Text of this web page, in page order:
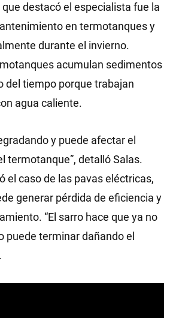
destacó el especialista fue la
en termotanques y
durante el invierno.
acumulan sedimentos
del tiempo porque trabajan
agua caliente.
y puede afectar el
termotanque”, detalló Salas.
el caso de las pavas eléctricas,
generar pérdida de eficiencia y
“El sarro hace que ya no
puede terminar dañando el